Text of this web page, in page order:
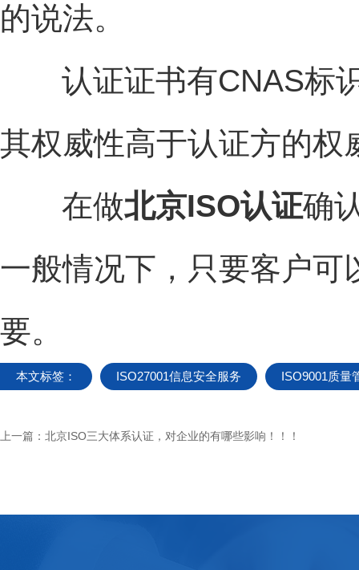
的说法。
认证证书有CNAS标识
其权威性高于认证方的权
在做北京ISO认证确
一般情况下，只要客户可
要。
本文标签： ISO27001信息安全服务 ISO9001质量
上一篇： 北京ISO三大体系认证，对企业的有哪些影响！！！